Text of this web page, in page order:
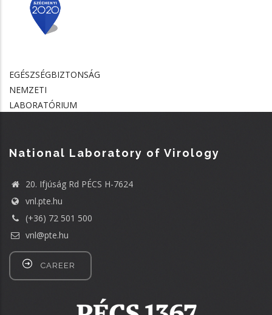
EGÉSZSÉGBIZTONSÁG
NEMZETI
LABORATÓRIUM
National Laboratory of Virology
20. Ifjúság Rd PÉCS H-7624
vnl.pte.hu
(+36) 72 501 500
vnl@pte.hu
CAREER